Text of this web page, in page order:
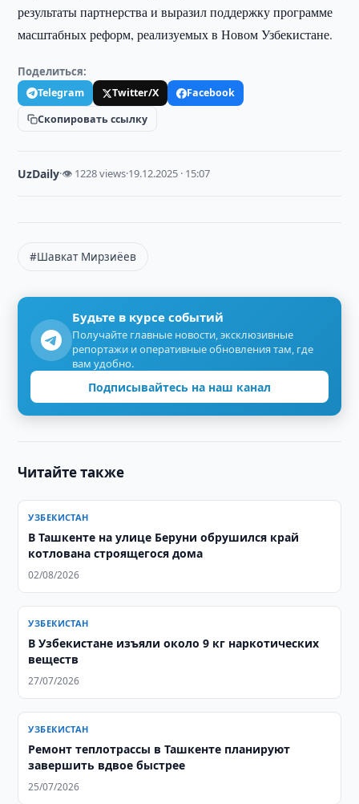
результаты партнерства и выразил поддержку программе
масштабных реформ, реализуемых в Новом Узбекистане.
Поделиться:
Telegram Twitter/X
Facebook
Скопировать ссылку
UzDaily·👁 1228 views·19.12.2025 · 15:07
#Шавкат Мирзиёев
Будьте в курсе событий
Получайте главные новости, эксклюзивные
репортажи и оперативные обновления там, где
вам удобно.
Подписывайтесь на наш канал
Читайте также
УЗБЕКИСТАН
В Ташкенте на улице Беруни обрушился край
котлована строящегося дома
02/08/2026
УЗБЕКИСТАН
В Узбекистане изъяли около 9 кг наркотических
веществ
27/07/2026
УЗБЕКИСТАН
Ремонт теплотрассы в Ташкенте планируют
завершить вдвое быстрее
25/07/2026